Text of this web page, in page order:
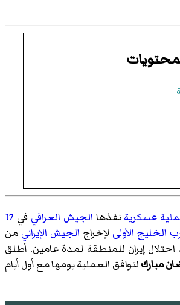
عسكريةنفذها الجيش العراقي في 17
الخليج الأولى لإخراج الجيش الإيراني من
إيران للمنطقة لمدة عامين. أطلق
مباركلتوافق العملية يومها مع أول أيام